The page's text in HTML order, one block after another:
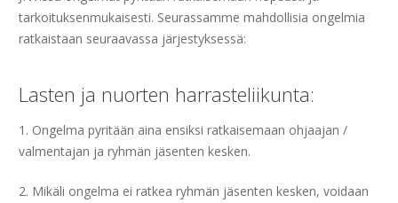
tarkoituksenmukaisesti. Seurassamme mahdollisia ongelmia
ratkaistaan seuraavassa järjestyksessä:
Lasten ja nuorten harrasteliikunta:
1. Ongelma pyritään aina ensiksi ratkaisemaan ohjaajan /
valmentajan ja ryhmän jäsenten kesken.
2. Mikäli ongelma ei ratkea ryhmän jäsenten kesken, voidaan